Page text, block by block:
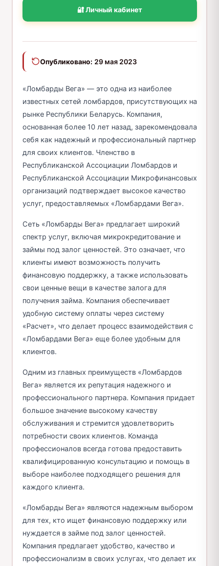
🔐 Личный кабинет
Опубликовано: 29 мая 2023
«Ломбарды Вега» — это одна из наиболее
известных сетей ломбардов, присутствующих на
рынке Республики Беларусь. Компания,
основанная более 10 лет назад, зарекомендовала
себя как надежный и профессиональный партнер
для своих клиентов. Членство в
Республиканской Ассоциации Ломбардов и
Республиканской Ассоциации Микрофинансовых
организаций подтверждает высокое качество
услуг, предоставляемых «Ломбардами Вега».
Сеть «Ломбарды Вега» предлагает широкий
спектр услуг, включая микрокредитование и
займы под залог ценностей. Это означает, что
клиенты имеют возможность получить
финансовую поддержку, а также использовать
свои ценные вещи в качестве залога для
получения займа. Компания обеспечивает
удобную систему оплаты через систему
«Расчет», что делает процесс взаимодействия с
«Ломбардами Вега» еще более удобным для
клиентов.
Одним из главных преимуществ «Ломбардов
Вега» является их репутация надежного и
профессионального партнера. Компания придает
большое значение высокому качеству
обслуживания и стремится удовлетворить
потребности своих клиентов. Команда
профессионалов всегда готова предоставить
квалифицированную консультацию и помощь в
выборе наиболее подходящего решения для
каждого клиента.
«Ломбарды Вега» являются надежным выбором
для тех, кто ищет финансовую поддержку или
нуждается в займе под залог ценностей.
Компания предлагает удобство, качество и
профессионализм в своих услугах, что делает их